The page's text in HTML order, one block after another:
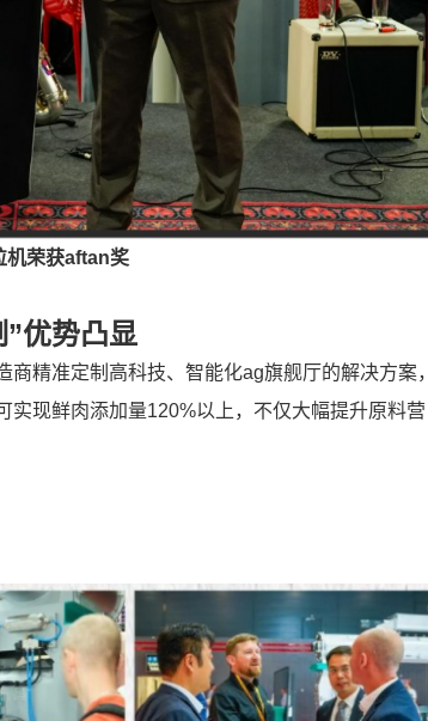
机荣获aftan奖
优势凸显
精准定制高科技、智能化ag旗舰厅的解决方案，
现鲜肉添加量120%以上，不仅大幅提升原料营